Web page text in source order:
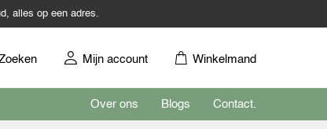
alles op een adres.
Mijn account Winkelmand
Over ons Blogs Contact.